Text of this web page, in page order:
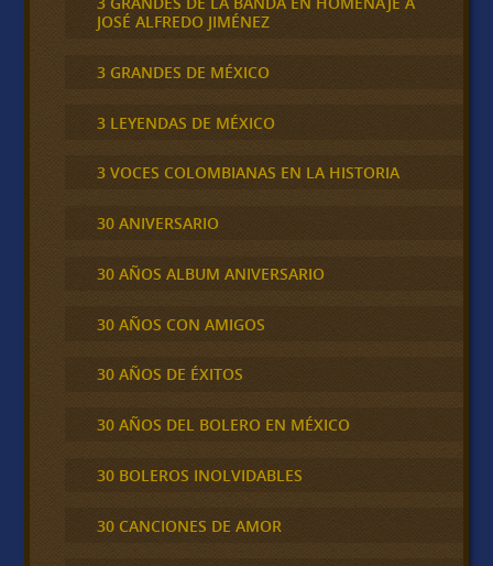
JOSÉ ALFREDO JIMÉNEZ
3 GRANDES DE MÉXICO
3 LEYENDAS DE MÉXICO
3 VOCES COLOMBIANAS EN LA HISTORIA
30 ANIVERSARIO
30 AÑOS ALBUM ANIVERSARIO
30 AÑOS CON AMIGOS
30 AÑOS DE ÉXITOS
30 AÑOS DEL BOLERO EN MÉXICO
30 BOLEROS INOLVIDABLES
30 CANCIONES DE AMOR